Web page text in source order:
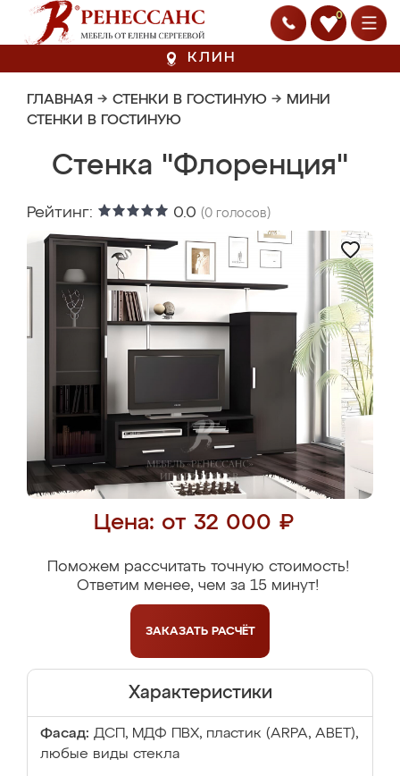
0
КЛИН
ГЛАВНАЯ → СТЕНКИ В ГОСТИНУЮ → МИНИ
СТЕНКИ В ГОСТИНУЮ
Стенка "Флоренция"
Рейтинг: 0.0 (0 голосов)
Цена: от 32 000 ₽
Поможем рассчитать точную стоимость!
Ответим менее, чем за 15 минут!
ЗАКАЗАТЬ РАСЧЁТ
Характеристики
Фасад: ДСП, МДФ ПВХ, пластик (ARPA, ABET),
любые виды стекла